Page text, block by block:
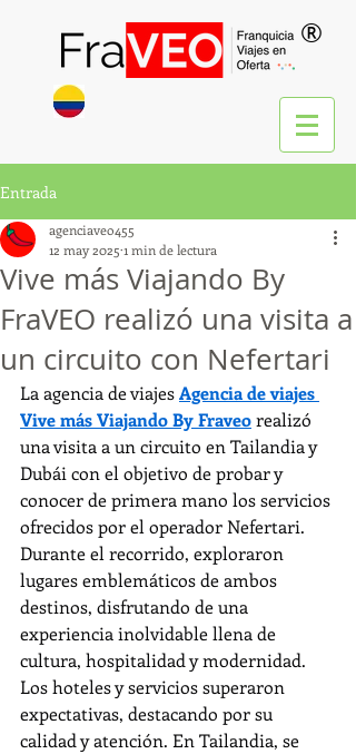
®
Entrada
Vive más Viajando By
FraVEO realizó una visita a
un circuito con Nefertari
agenciaveo455
12 may 2025 1 min de lectura
La agencia de viajes Agencia de viajes
Vive más Viajando By Fraveo realizó
una visita a un circuito en Tailandia y
Dubái con el objetivo de probar y
conocer de primera mano los servicios
ofrecidos por el operador Nefertari.
Durante el recorrido, exploraron
lugares emblemáticos de ambos
destinos, disfrutando de una
experiencia inolvidable llena de
cultura, hospitalidad y modernidad.
Los hoteles y servicios superaron
expectativas, destacando por su
calidad y atención. En Tailandia, se